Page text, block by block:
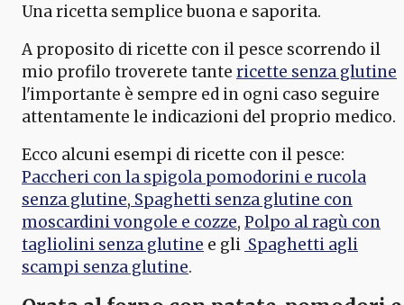
Una ricetta semplice buona e saporita.
A proposito di ricette con il pesce scorrendo il
mio profilo troverete tante ricette senza glutine
l'importante è sempre ed in ogni caso seguire
attentamente le indicazioni del proprio medico.
Ecco alcuni esempi di ricette con il pesce:
Paccheri con la spigola pomodorini e rucola
senza glutine, Spaghetti senza glutine con
moscardini vongole e cozze, Polpo al ragù con
tagliolini senza glutine e gli Spaghetti agli
scampi senza glutine.